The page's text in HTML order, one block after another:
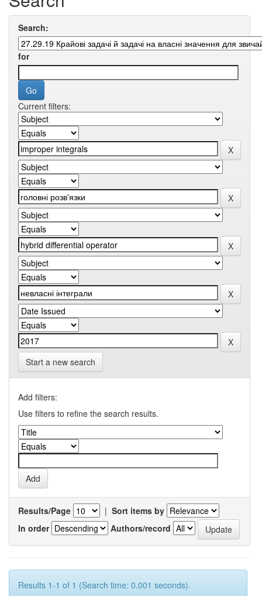
Search:
for
Current filters:
Start a new search
Add filters:
Use filters to refine the search results.
Results/Page | Sort items by
In order
Authors/record
Results 1-1 of 1 (Search time: 0.001 seconds).